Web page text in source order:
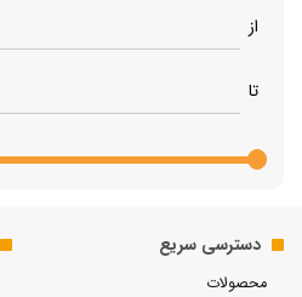
از
تا
دسترسی سریع
محصولات